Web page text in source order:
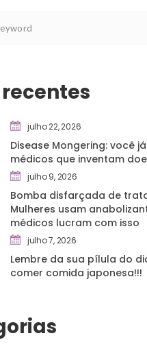
recente
julho 22, 2026
Disease Mongering: você
médicos que inventam
julho 9, 2026
Bomba disfarçada de
Mulheres usam
médicos lucram com isso
julho 7, 2026
Lembre da sua pílula do
comer comida japonesa!!!